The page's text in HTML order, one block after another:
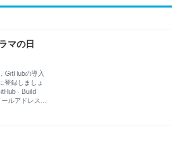
マの日
GitHubの導入
登録しましょ
· Build
ルアドレス，
です！ 本当
のトップペ
す． 作成画